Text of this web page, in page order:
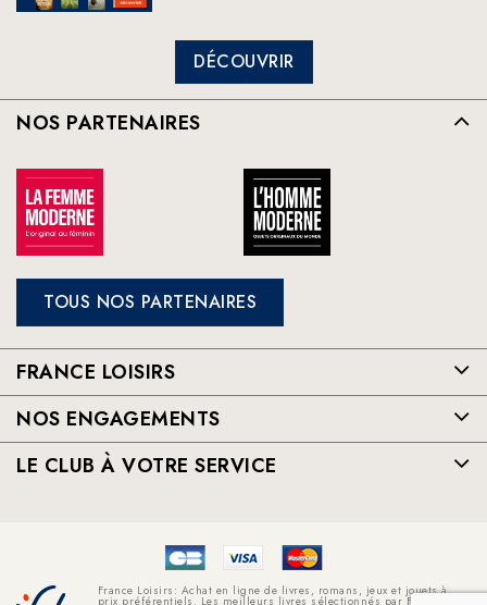
DÉCOUVRIR
NOS PARTENAIRES
TOUS NOS PARTENAIRES
FRANCE LOISIRS
NOS ENGAGEMENTS
LE CLUB À VOTRE SERVICE
France Loisirs: Achat en ligne de livres, romans, jeux et jouets à
prix préférentiels. Les meilleurs livres sélectionnés par France